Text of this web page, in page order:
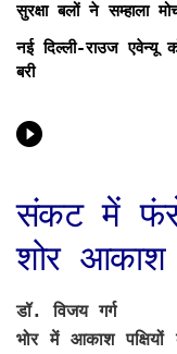
सुरक्षा बलों ने सम्हाला
नई दिल्ली-राउज एवेन्यू
बरी
संकट में फंसे
शोर
डॉ. विजय गर्ग
भोर में आकाश